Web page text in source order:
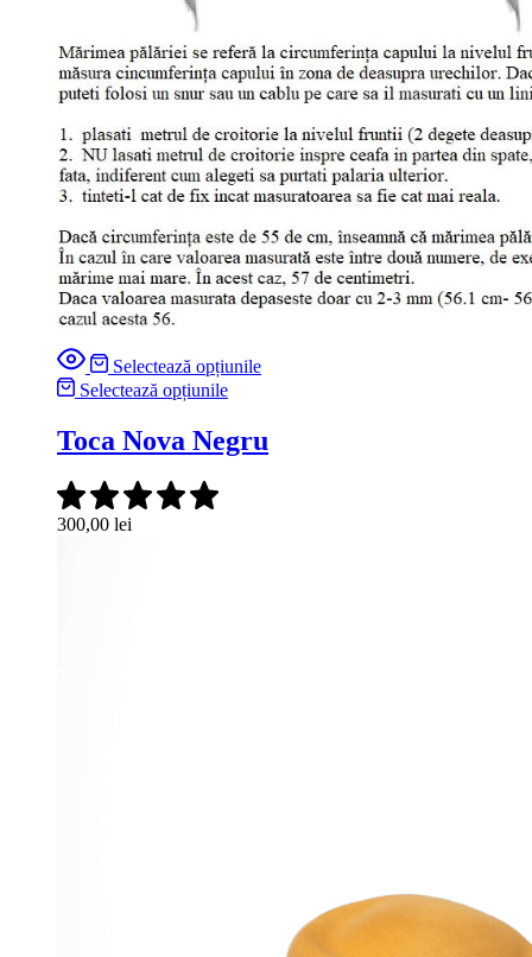
Selectează opțiunile
Selectează opțiunile
Toca Nova Negru
300,00 lei